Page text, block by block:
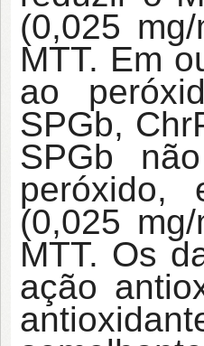
(0,025
MTT. Em
ao
SPGb,
SPGb
peróxido,
(0,025
MTT. Os
ação